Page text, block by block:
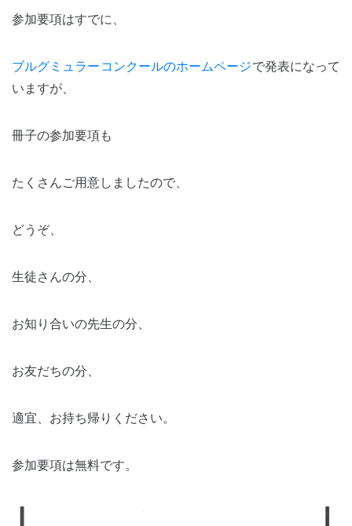
参加要項はすでに、
ブルグミュラーコンクールのホームページで発表になって
いますが、
冊子の参加要項も
たくさんご用意しましたので、
どうぞ、
生徒さんの分、
お知り合いの先生の分、
お友だちの分、
適宜、お持ち帰りください。
参加要項は無料です。